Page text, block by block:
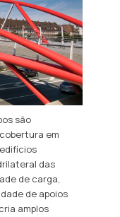
são
em
das
de carga,
de apoios
amplos